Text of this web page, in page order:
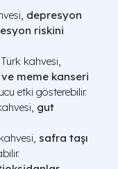
depresyon
riskini
Türk kahvesi,
meme kanseri
etki gösterebilir.
gut
safra taşı